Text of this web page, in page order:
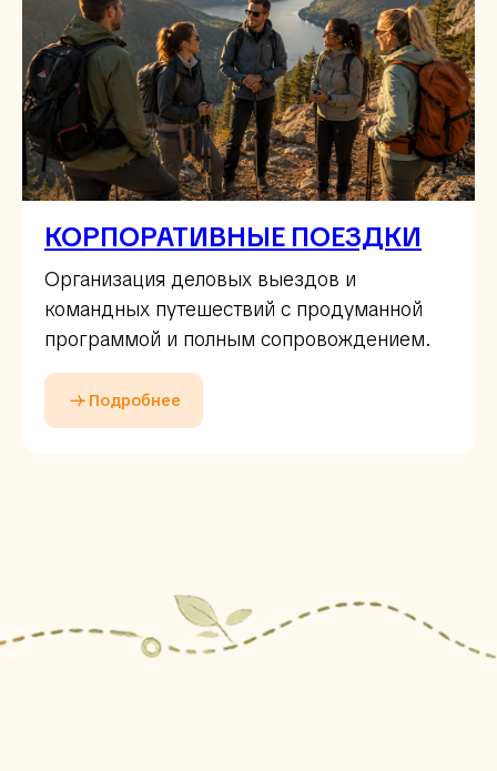
КОРПОРАТИВНЫЕ ПОЕЗДКИ
Организация деловых выездов и
командных путешествий с продуманной
программой и полным сопровождением.
Подробнее